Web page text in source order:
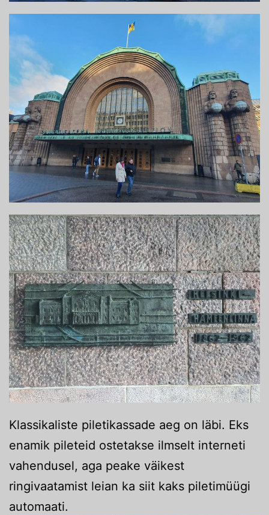
Klassikaliste piletikassade aeg on läbi. Eks
enamik pileteid ostetakse ilmselt interneti
vahendusel, aga peake väikest
ringivaatamist leian ka siit kaks piletimüügi
automaati.